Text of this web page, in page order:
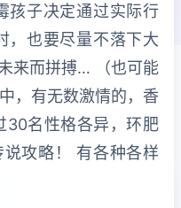
孩子决定通过实际行
，也要尽量不落下大
来而拼搏… （也可能
，有无数激情的，香
30名性格各异，环肥
攻略！ 有各种各样